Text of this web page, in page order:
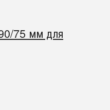
75 мм для